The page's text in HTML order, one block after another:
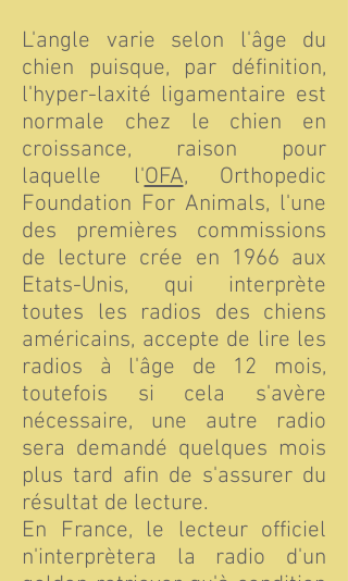
L'angle varie selon l'âge du
chien puisque, par définition,
l'hyper-laxité ligamentaire est
normale chez le chien en
croissance, raison pour
laquelle l'OFA, Orthopedic
Foundation For Animals, l'une
des premières commissions
de lecture crée en 1966 aux
Etats-Unis, qui interprète
toutes les radios des chiens
américains, accepte de lire les
radios à l'âge de 12 mois,
toutefois si cela s'avère
nécessaire, une autre radio
sera demandé quelques mois
plus tard afin de s'assurer du
résultat de lecture.
En France, le lecteur officiel
n'interprètera la radio d'un